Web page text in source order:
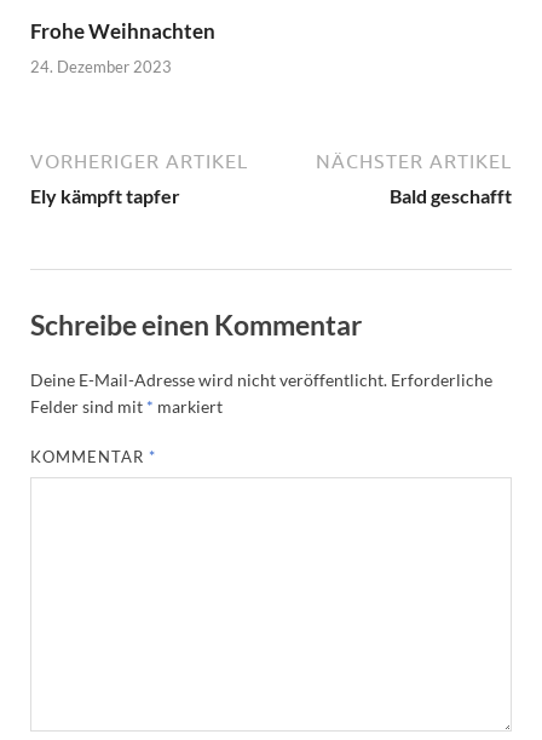
Frohe Weihnachten
24. Dezember 2023
VORHERIGER ARTIKEL
Ely kämpft tapfer
NÄCHSTER ARTIKEL
Bald geschafft
Schreibe einen Kommentar
Deine E-Mail-Adresse wird nicht veröffentlicht. Erforderliche
Felder sind mit * markiert
KOMMENTAR *